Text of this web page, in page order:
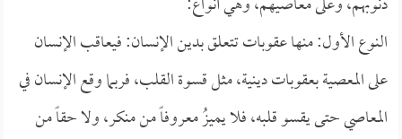
النوع الأول: منها عقوبات تتعلق بدين الإنسان: فيعاقب الإنسان
على المعصية بعقوبات دينية، مثل قسوة القلب، فربما وقع الإنسان في
المعاصي حتى يقسو قلبه، فلا يميزُ معروفاً من منكر، ولا حقاً من